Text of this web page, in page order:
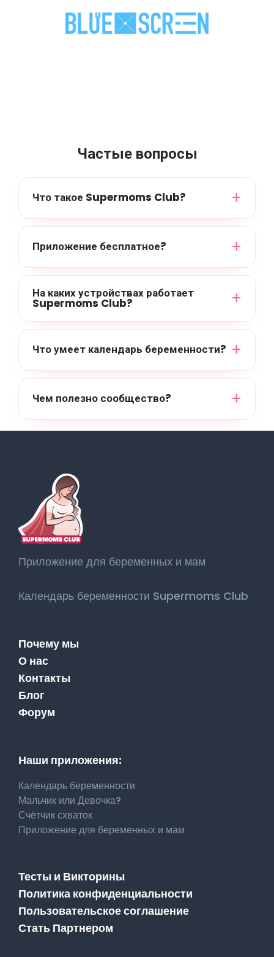
Частые вопросы
Что такое Supermoms Club?
Приложение бесплатное?
На каких устройствах работает
Supermoms Club?
Что умеет календарь беременности?
Чем полезно сообщество?
Приложение для беременных и мам
Календарь беременности Supermoms Club
Почему мы
О нас
Контакты
Блог
Форум
Наши приложения:
Календарь беременности
Мальчик или Девочка?
Счётчик схваток
Приложение для беременных и мам
Тесты и Викторины
Политика конфиденциальности
Пользовательское соглашение
Стать Партнером